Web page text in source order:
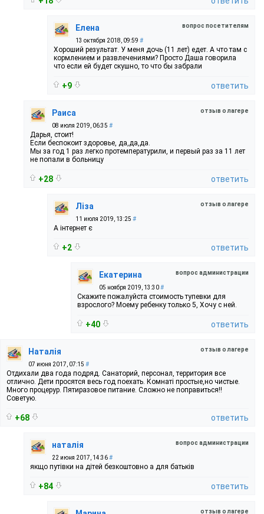
вопрос посетителям
Елена
13 октября 2018, 09:59 #
Хороший результат. У меня дочь (11 лет) едет. А что там с
кормлением и развлечениями? Просто Даша говорила
что если ей будет скушно, то что бы забрали
+9 ответить
отзыв о лагере
Раиса
08 июля 2019, 06:35 #
Дарья, стоит!
Если беспокоит здоровье, да,да,да.
Мы за год 1 раз легко протемпературили, и первый раз за 11 лет
не попали в больницу
+28 ответить
отзыв о лагере
Ліза
11 июля 2019, 13:25 #
А інтернет є
+2 ответить
вопрос администрации
Екатерина
05 ноября 2019, 13:30#
Скажите пожалуйста стоимость тупевки для
взрослого? Моему ребенку только 5, Хочу с ней.
+40 ответить
отзыв о лагере
Наталія
07 июня 2017, 07:15 #
Отдихали два года подряд. Санаторий, персонал, территория все
отлично. Дети просятся весь год поехать. Комнаті простые,но чистые.
Много процерур. Пятиразовое питание. Сложно не поправиться!!
Советую.
+68 ответить
вопрос администрации
наталія
22 июня 2017, 14:36#
якщо путівки на дітей безкоштовно а для батьків
+84 ответить
отзыв о лагере